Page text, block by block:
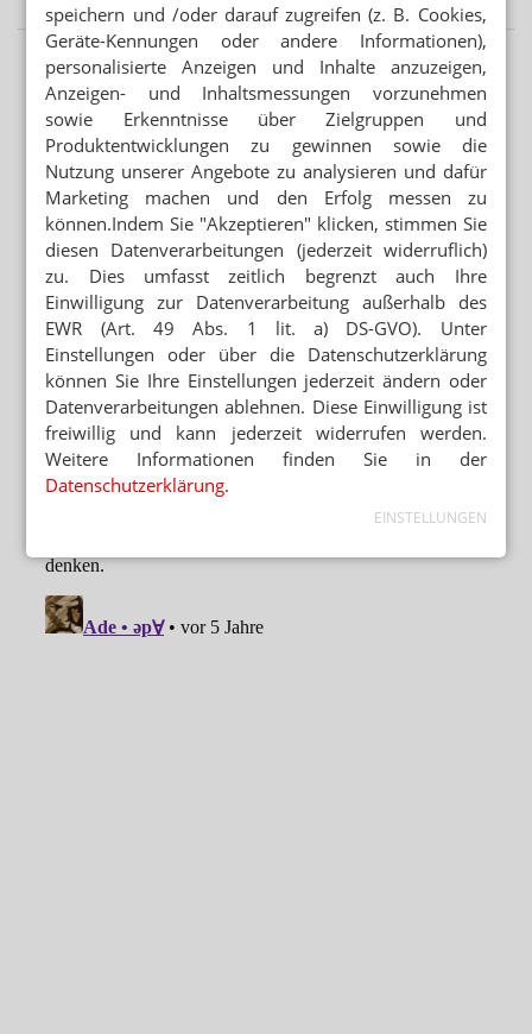
speichern und /oder darauf zugreifen (z. B. Cookies,
Geräte-Kennungen oder andere Informationen),
personalisierte Anzeigen und Inhalte anzuzeigen,
Anzeigen- und Inhaltsmessungen vorzunehmen
sowie Erkenntnisse über Zielgruppen und
Produktentwicklungen zu gewinnen sowie die
Nutzung unserer Angebote zu analysieren und dafür
Marketing machen und den Erfolg messen zu
können.Indem Sie "Akzeptieren" klicken, stimmen Sie
diesen Datenverarbeitungen (jederzeit widerruflich)
zu. Dies umfasst zeitlich begrenzt auch Ihre
Einwilligung zur Datenverarbeitung außerhalb des
EWR (Art. 49 Abs. 1 lit. a) DS-GVO). Unter
Einstellungen oder über die Datenschutzerklärung
können Sie Ihre Einstellungen jederzeit ändern oder
Datenverarbeitungen ablehnen. Diese Einwilligung ist
freiwillig und kann jederzeit widerrufen werden.
Weitere Informationen finden Sie in der
Datenschutzerklärung.
EINSTELLUNGEN